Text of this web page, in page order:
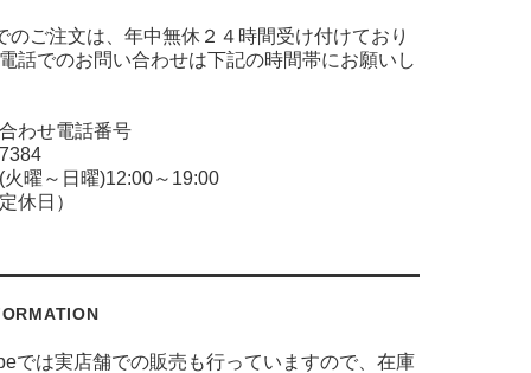
のご注文は、年中無休２４時間受け付けており
話でのお問い合わせは下記の時間帯にお願いし
わせ電話番号
火曜～日曜)12:00～19:00
休日）
では実店舗での販売も行っていますので、在庫